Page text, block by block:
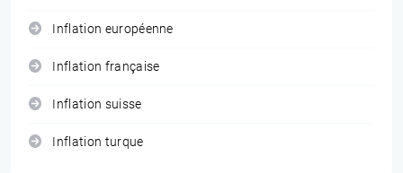
Inflation européenne
Inflation française
Inflation suisse
Inflation turque